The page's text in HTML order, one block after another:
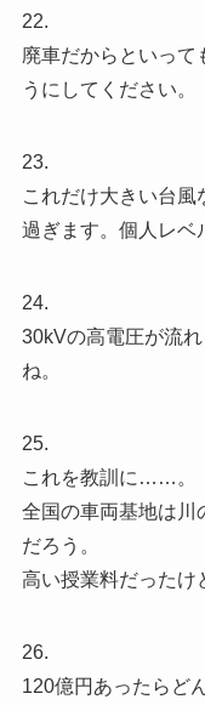
22.
廃車だからといって
うにしてください。
23.
これだけ大きい台風
過ぎます。個人レベ
24.
30kVの高電圧が流
ね。
25.
これを教訓に……。
全国の車両基地は川
だろう。
高い授業料だった
26.
120億円あったらど